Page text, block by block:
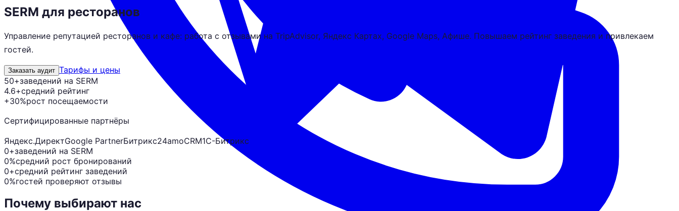
SERM для ресторанов
Управление репутацией ресторанов и кафе: работа с отзывами на TripAdvisor, Яндекс Картах, Google Maps, Афише. Повышаем рейтинг заведения и привлекаем
гостей.
Заказать аудит Тарифы и цены
50+заведений на SERM
4.6+средний рейтинг
+30%рост посещаемости
Сертифицированные партнёры
Яндекс.ДиректGoogle PartnerБитрикс24amoCRM1С-Битрикс
0+заведений на SERM
0%средний рост бронирований
0+средний рейтинг заведений
0%гостей проверяют отзывы
Почему выбирают нас